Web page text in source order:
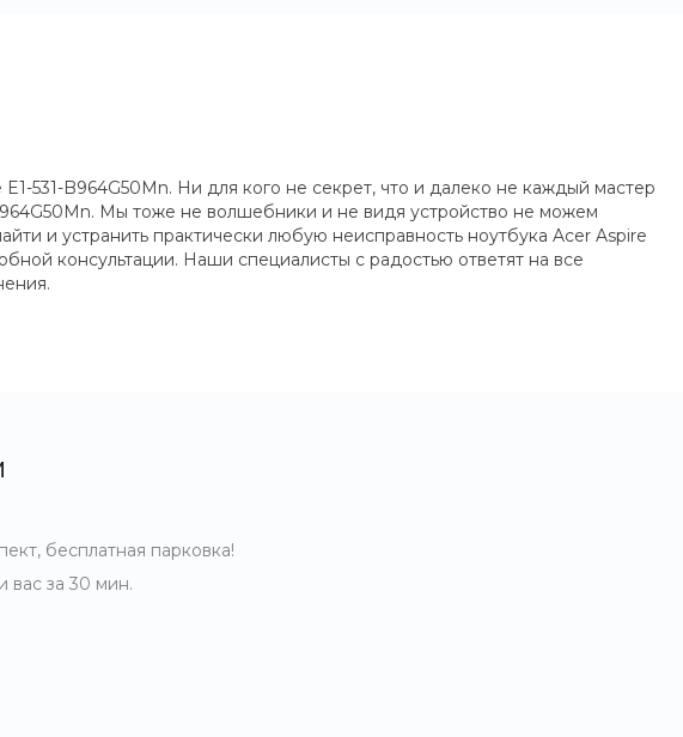
531-B964G50Mn. Ни для кого не секрет, что и далеко не каждый мастер
Мы тоже не волшебники и не видя устройство не можем
и устранить практически любую неисправность ноутбука Acer Aspire
консультации. Наши специалисты с радостью ответят на все
бесплатная парковка!
вас за 30 мин.